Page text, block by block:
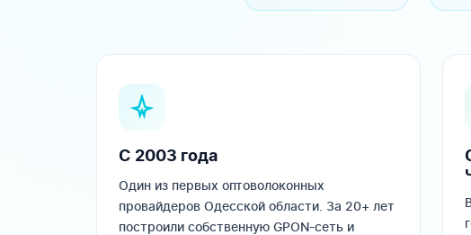
С 2003 года
Один из первых оптоволоконных
провайдеров Одесской области. За 20+ лет
построили собственную GPON-сеть и